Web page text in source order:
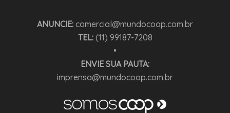
ANUNCIE: comercial@mundocoop.com.br
TEL:(11) 99187-7208
•
ENVIE SUA PAUTA:
imprensa@mundocoop.com.br